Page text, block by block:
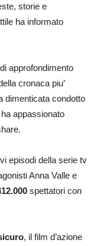
storie e
ha informato
approfondimento
cronaca piu’
dimenticata condotto
appassionato
episodi della serie tv
Anna Valle e
spettatori con
, il film d’azione